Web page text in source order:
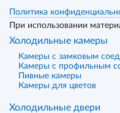
Политика
При использовании
Холодильные камеры
Камеры с замковым
Камеры с профильным
Пивные камеры
Камеры для цветов
Холодильные двери